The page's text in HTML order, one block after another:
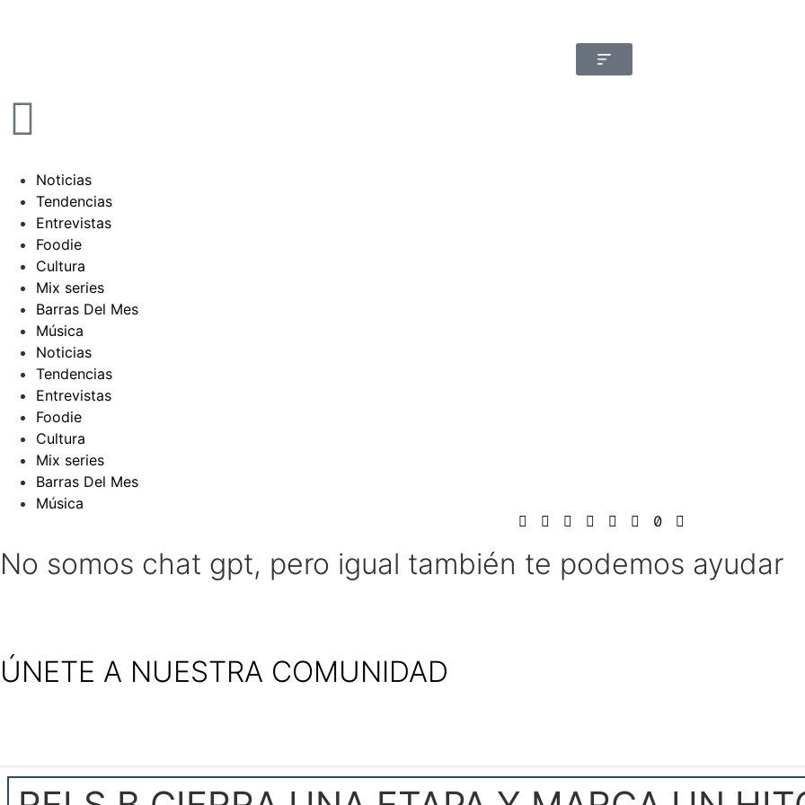
Noticias
Tendencias
Entrevistas
Foodie
Cultura
Mix series
Barras Del Mes
Música
Noticias
Tendencias
Entrevistas
Foodie
Cultura
Mix series
Barras Del Mes
Música
No somos chat gpt, pero igual también te podemos ayudar
ÚNETE A NUESTRA COMUNIDAD